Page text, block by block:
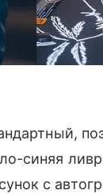
синяя
с